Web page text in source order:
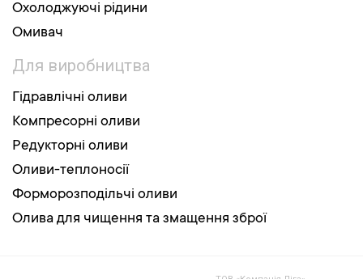
Охолоджуючі рідини
Омивач
Для виробництва
Гідравлічні оливи
Компресорні оливи
Редукторні оливи
Оливи-теплоносії
Форморозподільчі оливи
Олива для чищення та змащення зброї